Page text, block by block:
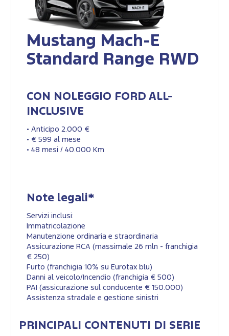
Mustang Mach-E
Standard Range RWD
CON NOLEGGIO FORD ALL-
INCLUSIVE
• Anticipo 2.000 €
• € 599 al mese
• 48 mesi / 40.000 Km
Note legali*
Servizi inclusi:
Immatricolazione
Manutenzione ordinaria e straordinaria
Assicurazione RCA (massimale 26 mln - franchigia
€ 250)
Furto (franchigia 10% su Eurotax blu)
Danni al veicolo/Incendio (franchigia € 500)
PAI (assicurazione sul conducente € 150.000)
Assistenza stradale e gestione sinistri
PRINCIPALI CONTENUTI DI SERIE